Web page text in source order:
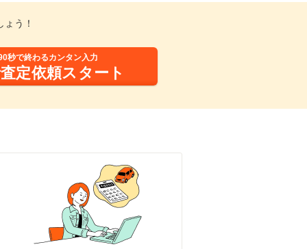
う！
秒で終わるカンタン入力
定依頼スタート